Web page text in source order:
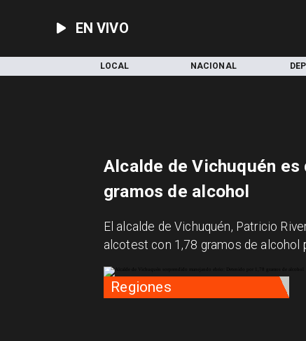
EN VIVO
LOCAL NACIONAL
Regiones
Alcalde de Vichuquén
gramos de alcohol
El alcalde de Vichuquén, Patricio
alcotest con 1,78 gramos de alcohol